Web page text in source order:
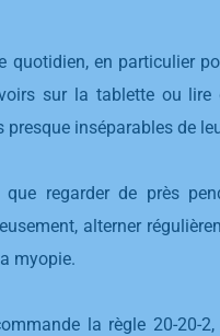
en particulier
sur la tablette ou
presque inséparables de
que regarder de près
alterner
myopie.
la règle 20-20-